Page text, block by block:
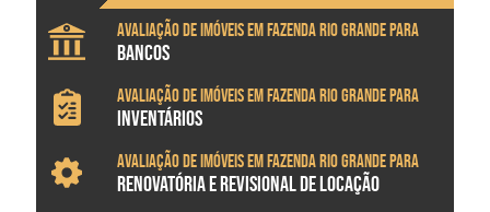
Avaliação de imóveis em Fazenda Rio Grande para
BANCOS
Avaliação de imóveis em Fazenda Rio Grande para
INVENTÁRIOS
Avaliação de imóveis em Fazenda Rio Grande para
RENOVATÓRIA E REVISIONAL DE LOCAÇÃO